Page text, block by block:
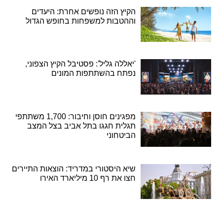
הקיץ הזה נופשים אחרת: היעדים
וההטבות למשפחות בחופש הגדול
'יאללה גליל': פסטיבל הקיץ הצפוני,
נפתח בהשתתפות המונים
מפגינים חוסן וחיבור: 1,700 משתתפי
תגלית חגגו בתל אביב בצל המצב
הביטחוני
שיא היסטורי במדריד: הוצאות התיירים
חצו את רף 10 מיליארד האירו